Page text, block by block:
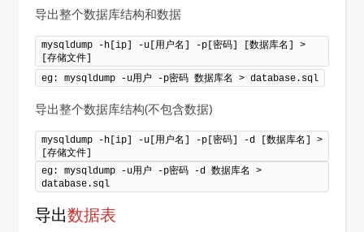
导出整个数据库结构和数据
mysqldump -h[ip] -u[用户名] -p[密码] [数据库名] >
[存储文件]
eg: mysqldump -u用户 -p密码 数据库名 > database.sql
导出整个数据库结构(不包含数据)
mysqldump -h[ip] -u[用户名] -p[密码] -d [数据库名] >
[存储文件]
eg: mysqldump -u用户 -p密码 -d 数据库名 >
database.sql
导出数据表